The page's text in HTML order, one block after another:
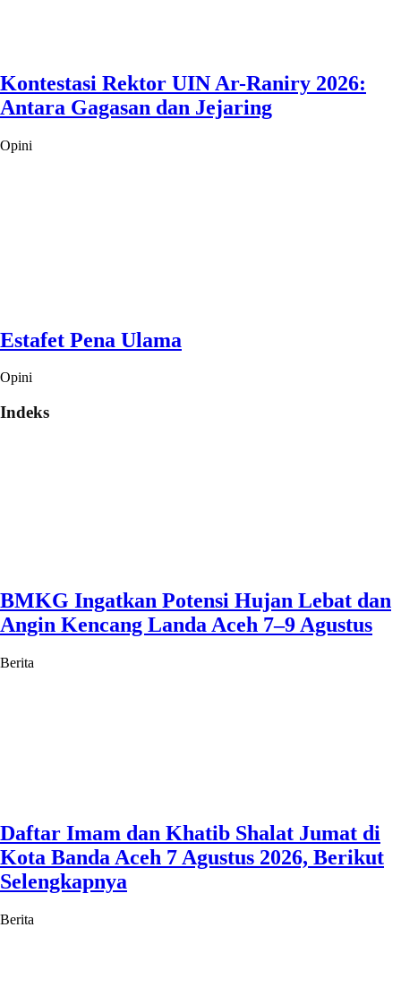
Kontestasi Rektor UIN Ar-Raniry 2026:
Antara Gagasan dan Jejaring
Opini
Estafet Pena Ulama
Opini
Indeks
BMKG Ingatkan Potensi Hujan Lebat dan
Angin Kencang Landa Aceh 7–9 Agustus
Berita
Daftar Imam dan Khatib Shalat Jumat di
Kota Banda Aceh 7 Agustus 2026, Berikut
Selengkapnya
Berita